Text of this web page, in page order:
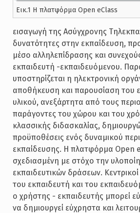
Εικ.1 Η πλατφόρμα Open eClass
εισαγωγή της Ασύγχρονης
δυνατότητες στην εκπαίδευση,
μέσο αλληλεπίδρασης και
εκπαιδευτή -εκπαιδευόμενου.
υποστηρίζεται η ηλεκτρονική
αποθήκευση και παρουσίαση του
υλικού, ανεξάρτητα από τους
παράγοντες του χώρου και του
κλασσικής διδασκαλίας,
προϋποθέσεις ενός δυναμικού
εκπαίδευσης. Η πλατφόρμα Open
σχεδιασμένη με στόχο την
εκπαιδευτικών δράσεων. Κεντρικοί
του εκπαιδευτή και του
ο χρήστης - εκπαιδευτής μπορεί
να δημιουργεί εύχρηστα και